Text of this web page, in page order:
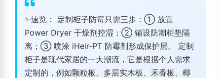
✨速览： 定制柜子防霉只需三步：① 放置
Power Dryer 干燥剂控湿；② 铺设防潮柜垫隔
离；③ 喷涂 iHeir-PT 防霉剂形成保护层。 定制
柜子是现代家居的一大潮流，它是根据个人需求
定制的，例如颗粒板、多层实木板、禾香板、椰